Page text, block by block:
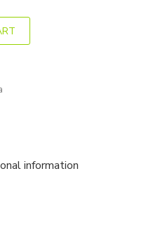
information